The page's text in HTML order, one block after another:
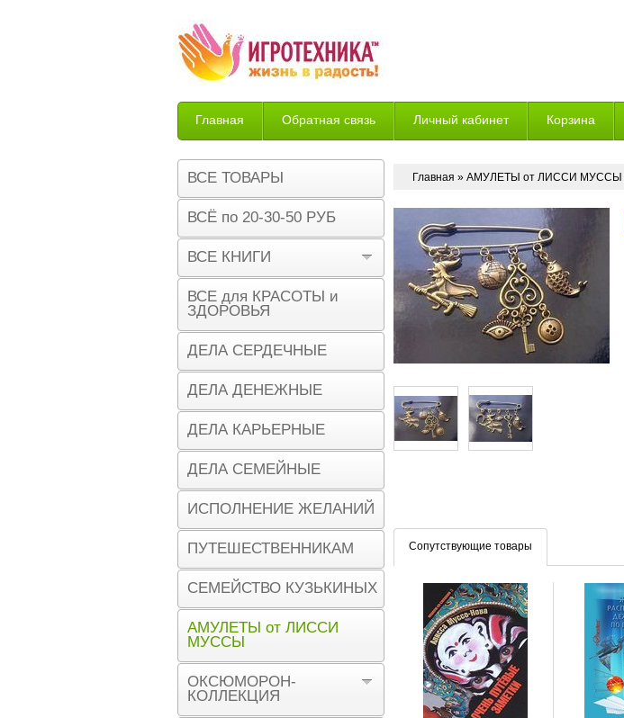
Главная Обратная связь Личный кабинет Корзина
Возврат
Главная » АМУЛЕТЫ от ЛИССИ МУССЫ
Сопутствующие товары
ВСЕ ТОВАРЫ
ВСЁ по 20-30-50 РУБ
ВСЕ КНИГИ
ВСЕ для КРАСОТЫ и
ЗДОРОВЬЯ
ДЕЛА СЕРДЕЧНЫЕ
ДЕЛА ДЕНЕЖНЫЕ
ДЕЛА КАРЬЕРНЫЕ
ДЕЛА СЕМЕЙНЫЕ
ИСПОЛНЕНИЕ ЖЕЛАНИЙ
ПУТЕШЕСТВЕННИКАМ
СЕМЕЙСТВО КУЗЬКИНЫХ
АМУЛЕТЫ от ЛИССИ
МУССЫ
ОКСЮМОРОН-
КОЛЛЕКЦИЯ